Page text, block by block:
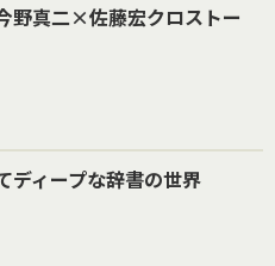
野真二×佐藤宏クロストー
ディープな辞書の世界